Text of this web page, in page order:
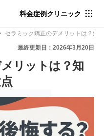
料金症例クリニック
セラミック矯正のデメリットは？知
最終更新日：2026年3月20日
リットは？知